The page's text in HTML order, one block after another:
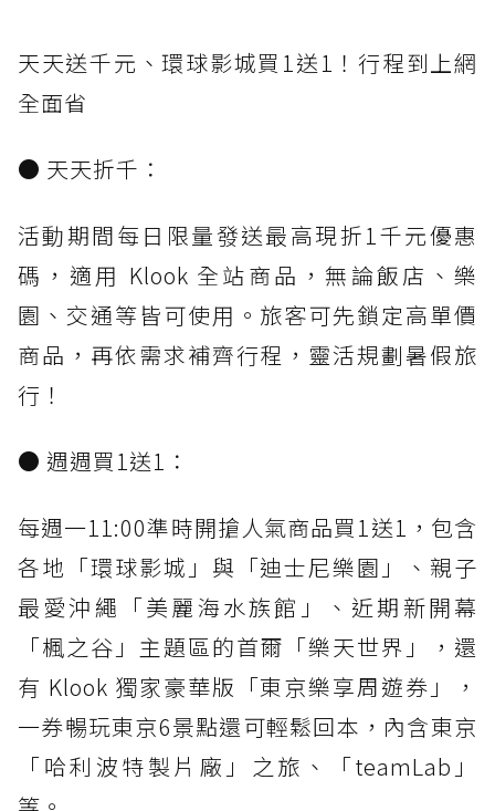
天天送千元、環球影城買1送1！行程到上網
全面省
● 天天折千：
活動期間每日限量發送最高現折1千元優惠
碼，適用 Klook 全站商品，無論飯店、樂
園、交通等皆可使用。旅客可先鎖定高單價
商品，再依需求補齊行程，靈活規劃暑假旅
行！
● 週週買1送1：
每週一11:00準時開搶人氣商品買1送1，包含
各地「環球影城」與「迪士尼樂園」、親子
最愛沖繩「美麗海水族館」、近期新開幕
「楓之谷」主題區的首爾「樂天世界」，還
有 Klook 獨家豪華版「東京樂享周遊券」，
一券暢玩東京6景點還可輕鬆回本，內含東京
「哈利波特製片廠」之旅、「teamLab」